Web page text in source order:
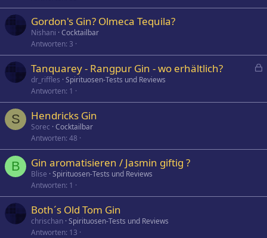
Gordon's Gin? Olmeca Tequila?
Nishani Cocktailbar
Antworten 3
p
Tanquarey - Rangpur Gin - wo erhältlich?
dr_riffles Spirituosen-Tests und Reviews
Antworten 1
S Hendricks Gin
Sorec Cocktailbar
Antworten 48
B Gin aromatisieren / Jasmin giftig ?
Blise Spirituosen-Tests und Reviews
Antworten 1
Both´s Old Tom Gin
chrischan Spirituosen-Tests und Reviews
Antworten 13